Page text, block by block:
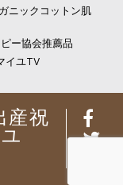
ニックコットン肌
ー協会推薦品
イユTV
祝